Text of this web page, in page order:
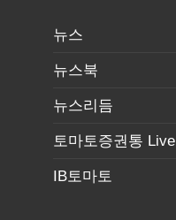
뉴스
뉴스북
뉴스리듬
토마토증권통 Live
IB토마토